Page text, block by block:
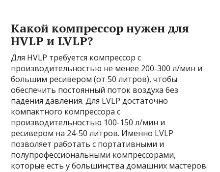
Какой компрессор нужен для
HVLP и LVLP?
Для HVLP требуется компрессор с
производительностью не менее 200-300 л/мин и
большим ресивером (от 50 литров), чтобы
обеспечить постоянный поток воздуха без
падения давления. Для LVLP достаточно
компактного компрессора с
производительностью 100-150 л/мин и
ресивером на 24-50 литров. Именно LVLP
позволяет работать с портативными и
полупрофессиональными компрессорами,
которые есть у большинства домашних мастеров.